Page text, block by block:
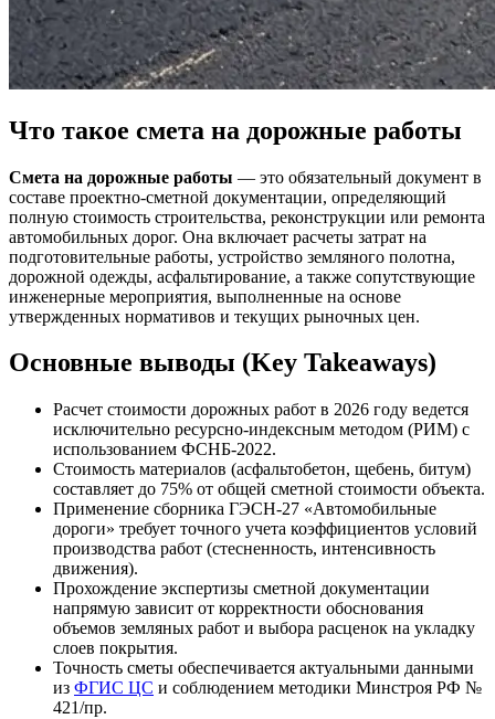
Что такое смета на дорожные работы
Смета на дорожные работы — это обязательный документ в
составе проектно-сметной документации, определяющий
полную стоимость строительства, реконструкции или ремонта
автомобильных дорог. Она включает расчеты затрат на
подготовительные работы, устройство земляного полотна,
дорожной одежды, асфальтирование, а также сопутствующие
инженерные мероприятия, выполненные на основе
утвержденных нормативов и текущих рыночных цен.
Основные выводы (Key Takeaways)
Расчет стоимости дорожных работ в 2026 году ведется
исключительно ресурсно-индексным методом (РИМ) с
использованием ФСНБ-2022.
Стоимость материалов (асфальтобетон, щебень, битум)
составляет до 75% от общей сметной стоимости объекта.
Применение сборника ГЭСН-27 «Автомобильные
дороги» требует точного учета коэффициентов условий
производства работ (стесненность, интенсивность
движения).
Прохождение экспертизы сметной документации
напрямую зависит от корректности обоснования
объемов земляных работ и выбора расценок на укладку
слоев покрытия.
Точность сметы обеспечивается актуальными данными
из ФГИС ЦС и соблюдением методики Минстроя РФ №
421/пр.